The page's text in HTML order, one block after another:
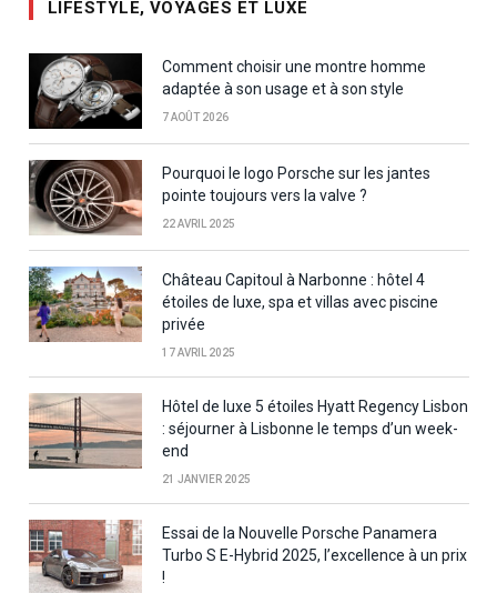
LIFESTYLE, VOYAGES ET LUXE
Comment choisir une montre homme
adaptée à son usage et à son style
7 AOÛT 2026
Pourquoi le logo Porsche sur les jantes
pointe toujours vers la valve ?
22 AVRIL 2025
Château Capitoul à Narbonne : hôtel 4
étoiles de luxe, spa et villas avec piscine
privée
17 AVRIL 2025
Hôtel de luxe 5 étoiles Hyatt Regency Lisbon
: séjourner à Lisbonne le temps d’un week-
end
21 JANVIER 2025
Essai de la Nouvelle Porsche Panamera
Turbo S E-Hybrid 2025, l’excellence à un prix
!